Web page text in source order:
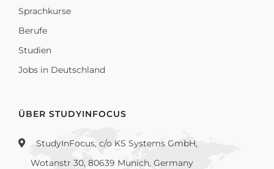
Sprachkurse
Berufe
Studien
Jobs in Deutschland
ÜBER STUDYINFOCUS
StudyInFocus, c/o KS Systems GmbH,
Wotanstr 30, 80639 Munich, Germany